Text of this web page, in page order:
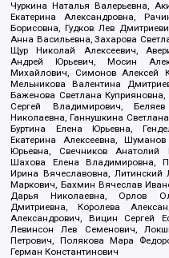
Чуркина Наталья Валерьевна,
Екатерина Александровна,
Борисовна, Гудков Лев
Анна Васильевна, Захарова
Щур Николай Алексеевич,
Андрей Юрьевич, Мосин
Михайлович, Симонов Алексей
Мельникова Валентина
Баженова Светлана
Сергей Владимирович,
Николаевна, Ганнушкина
Буртина Елена Юрьевна,
Екатерина Алексеевна,
Юрьевна, Свечников
Шахова Елена Владимировна,
Ирина Вячеславовна, Литинский
Маркович, Бахмин Вячеслав
Дарья Николаевна, Орлов
Дмитриевна, Королева
Александрович, Вицин Сергей
Левинсон Лев Семенович,
Петрович, Полякова Мара
Герман Константинович